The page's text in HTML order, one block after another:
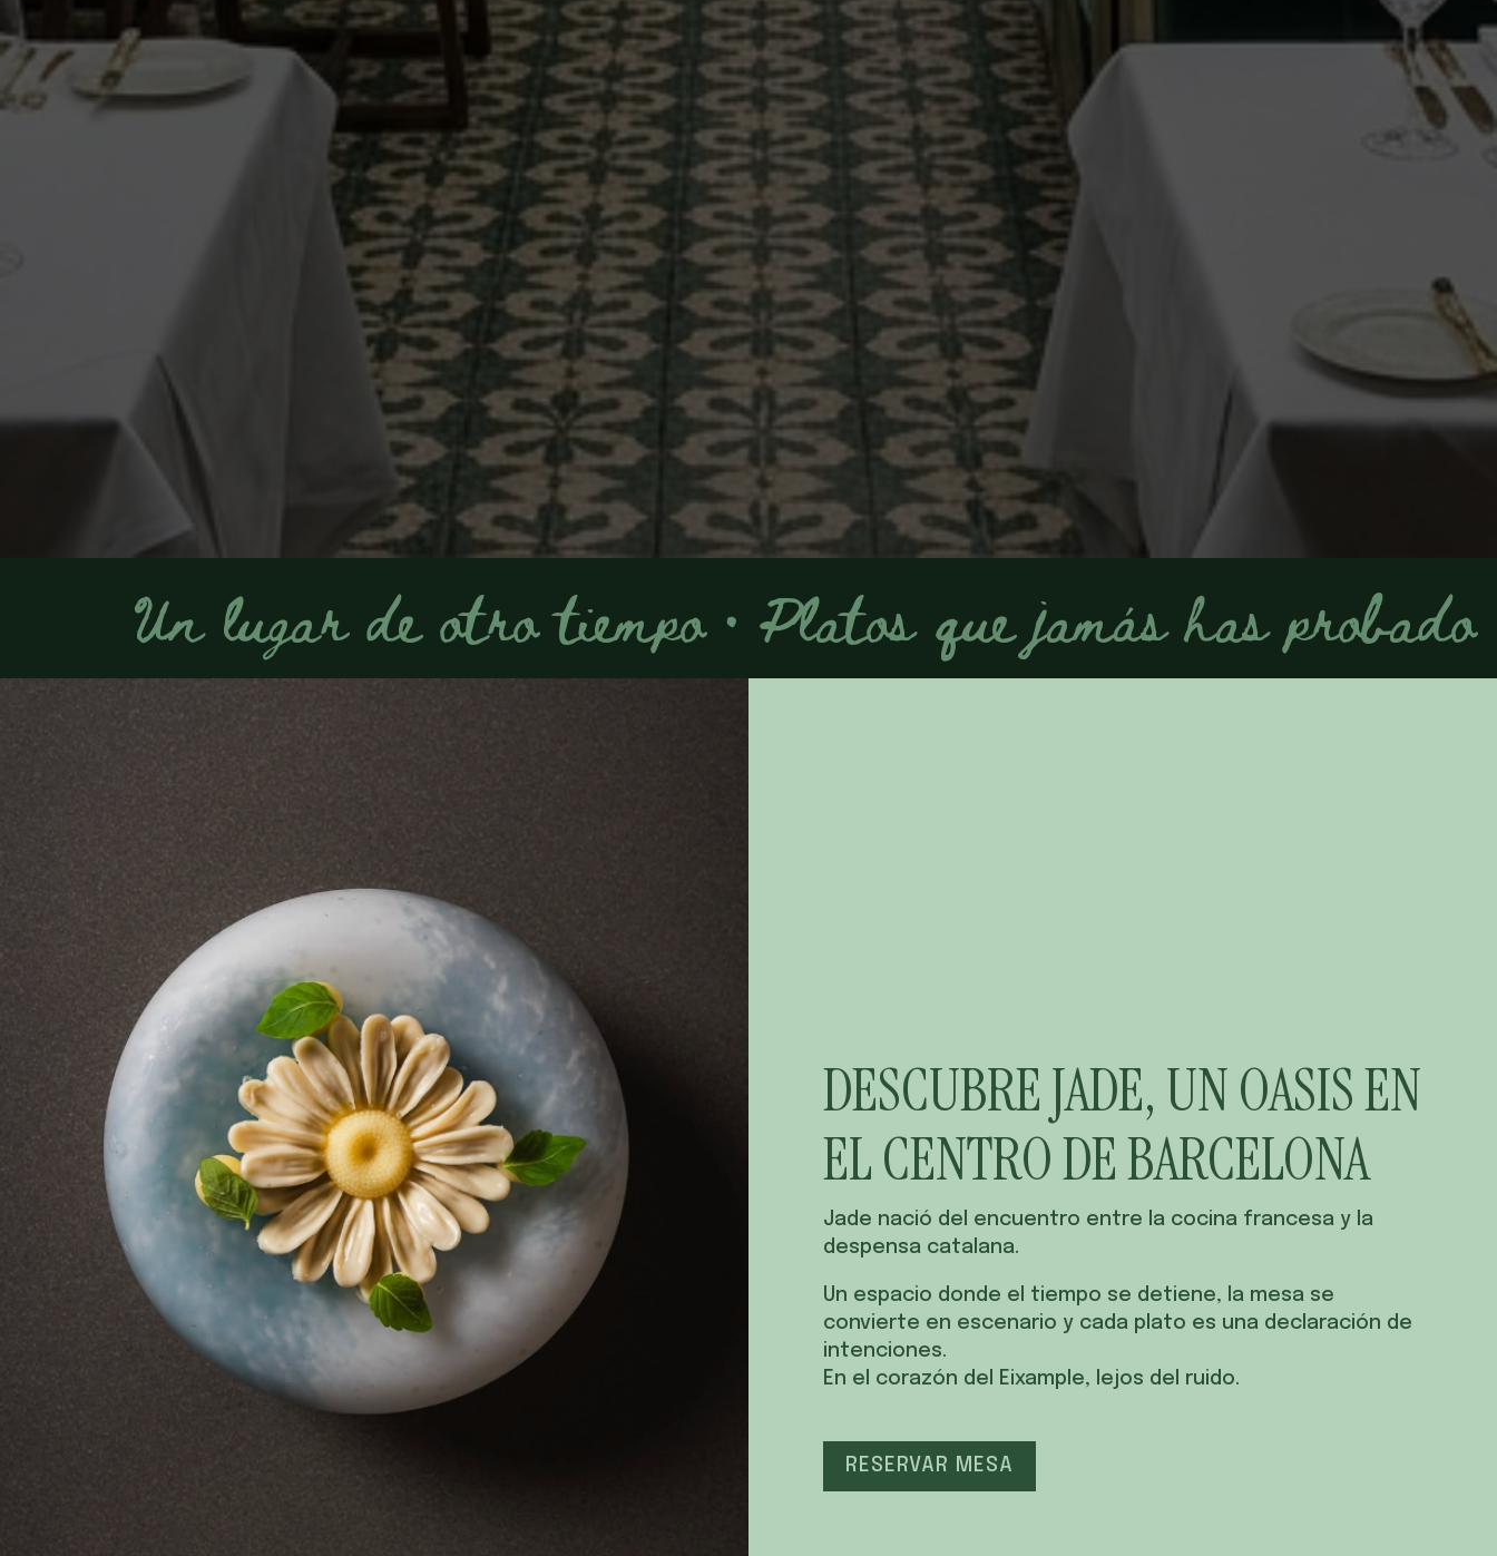
Un lugar de otro tiempo · Platos que jamás has probado
DESCUBRE JADE, UN OASIS EN
EL CENTRO DE BARCELONA
Jade nació del encuentro entre la cocina francesa y la
despensa catalana.
Un espacio donde el tiempo se detiene, la mesa se
convierte en escenario y cada plato es una declaración de
intenciones.
En el corazón del Eixample, lejos del ruido.
RESERVAR MESA